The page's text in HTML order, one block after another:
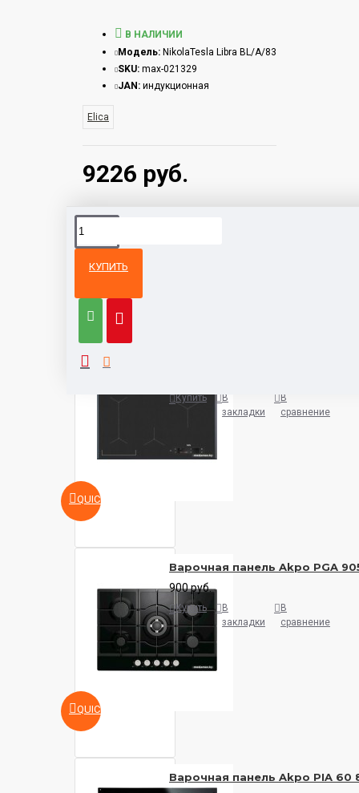
9226 руб.
В НАЛИЧИИ
Модель: NikolaTesla Libra BL/A/83
SKU: max-021329
JAN: индукционная
Elica
КУПИТЬ
категории
QUICKVIEW
Купить
В
закладки
В
сравнение
QUICKVIEW
Варочная панель Akpo PGA
900 руб.
Купить
В
закладки
В
сравнение
Варочная панель Akpo PIA 60